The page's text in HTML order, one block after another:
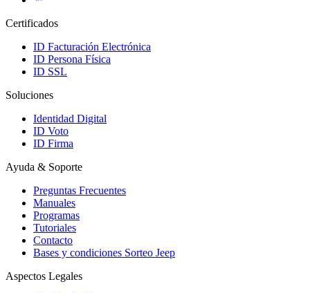
Certificados
ID Facturación Electrónica
ID Persona Física
ID SSL
Soluciones
Identidad Digital
ID Voto
ID Firma
Ayuda & Soporte
Preguntas Frecuentes
Manuales
Programas
Tutoriales
Contacto
Bases y condiciones Sorteo Jeep
Aspectos Legales